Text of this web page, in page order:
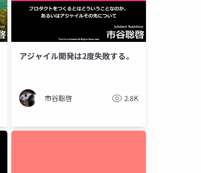
アジャイル開発は2度失敗する。
市谷聡啓 2.8K